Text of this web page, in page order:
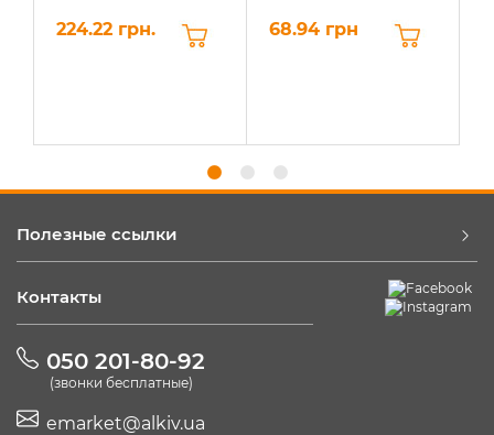
224.22 грн. 68.94 грн
Полезные ссылки
Контакты
050 201-80-92
(звонки бесплатные)
emarket@alkiv.ua